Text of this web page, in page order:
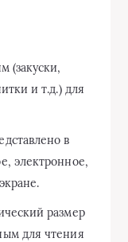
(закуски,
и т.д.) для
в
электронное,
размер
для чтения